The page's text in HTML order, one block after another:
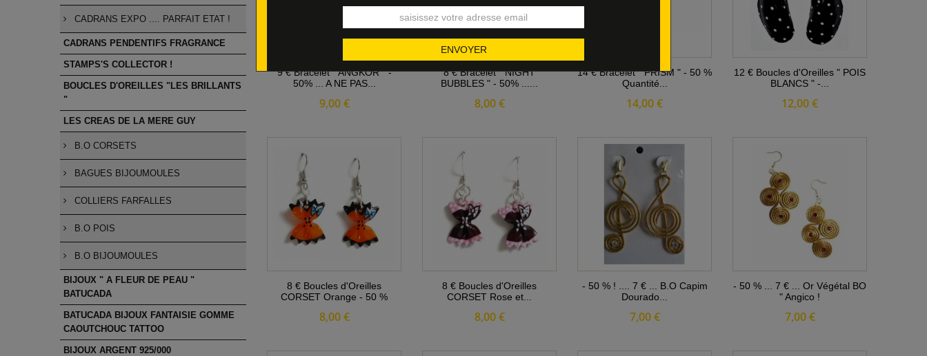
CADRANS EXPO .... PARFAIT ETAT !
CADRANS PENDENTIFS FRAGRANCE
STAMPS'S COLLECTOR !
BOUCLES D'OREILLES "LES BRILLANTS
"
LES CREAS DE LA MERE GUY
B.O CORSETS
BAGUES BIJOUMOULES
COLLIERS FARFALLES
B.O POIS
B.O BIJOUMOULES
BIJOUX " A FLEUR DE PEAU "
BATUCADA
BATUCADA BIJOUX FANTAISIE GOMME
CAOUTCHOUC TATTOO
BIJOUX ARGENT 925/000
9 € Bracelet " ANGKOR " -
50% ... A NE PAS...
9,00 €
8 € Bracelet " NIGHT
BUBBLES " - 50% ......
8,00 €
14 € Bracelet " PRISM " - 50 %
Quantité...
14,00 €
12 € Boucles d'Oreilles " POIS
BLANCS " -...
12,00 €
8 € Boucles d'Oreilles
CORSET Orange - 50 %
8,00 €
8 € Boucles d'Oreilles
CORSET Rose et...
8,00 €
- 50 % ! .... 7 € ... B.O Capim
Dourado...
7,00 €
- 50 % ... 7 € ... Or Végétal BO
" Angico !
7,00 €